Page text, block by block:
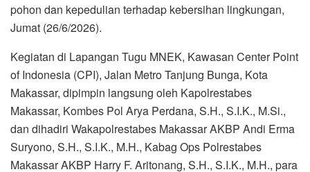
pohon dan kepedulian terhadap kebersihan lingkungan,
Jumat (26/6/2026).
Kegiatan di Lapangan Tugu MNEK, Kawasan Center Point
of Indonesia (CPI), Jalan Metro Tanjung Bunga, Kota
Makassar, dipimpin langsung oleh Kapolrestabes
Makassar, Kombes Pol Arya Perdana, S.H., S.I.K., M.Si.,
dan dihadiri Wakapolrestabes Makassar AKBP Andi Erma
Suryono, S.H., S.I.K., M.H., Kabag Ops Polrestabes
Makassar AKBP Harry F. Aritonang, S.H., S.I.K., M.H., para